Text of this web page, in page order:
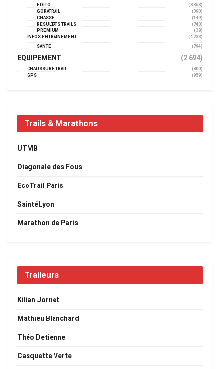
EDITO
(3 363)
GORATRAIL
(390)
CHASSE
(149)
RÉSULTATS TRAILS
(740)
PREMIUM
(38)
INFOS ENTRAINEMENT
(4 233)
SANTÉ
(794)
EQUIPEMENT (2 694)
CHAUSSURE TRAIL
(800)
GPS
(959)
Trails & Marathons
UTMB
Diagonale des Fous
EcoTrail Paris
SaintéLyon
Marathon de Paris
Traileurs
Kilian Jornet
Mathieu Blanchard
Théo Detienne
Casquette Verte